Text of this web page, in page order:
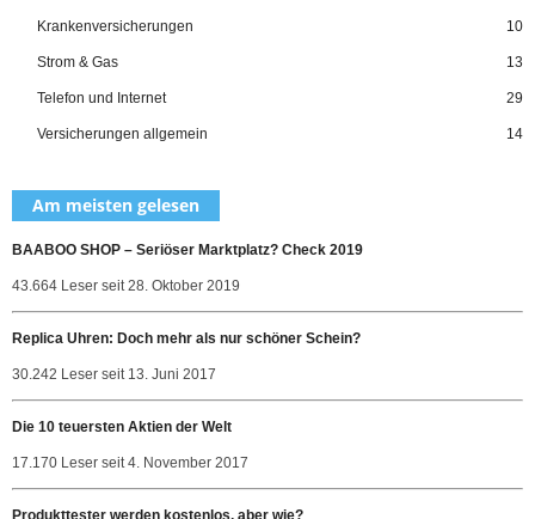
Krankenversicherungen 10
Strom & Gas 13
Telefon und Internet 29
Versicherungen allgemein 14
Am meisten gelesen
BAABOO SHOP – Seriöser Marktplatz? Check 2019
43.664 Leser seit 28. Oktober 2019
Replica Uhren: Doch mehr als nur schöner Schein?
30.242 Leser seit 13. Juni 2017
Die 10 teuersten Aktien der Welt
17.170 Leser seit 4. November 2017
Produkttester werden kostenlos, aber wie?